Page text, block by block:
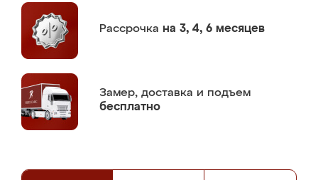
Рассрочка на 3, 4, 6 месяцев
Замер, доставка и подъем
бесплатно